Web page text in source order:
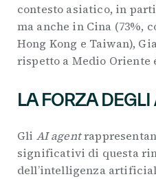
contesto asiatico, in
ma anche in Cina (73%,
Hong Kong e Taiwan),
rispetto a Medio Oriente
LA FORZA DEGLI
Gli AI agent
significativi di questa
dell’intelligenza